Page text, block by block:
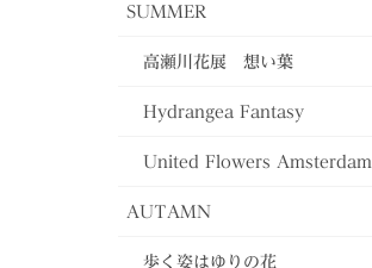
SUMMER
高瀬川花展 想い葉
Hydrangea Fantasy
United Flowers Amsterdam
AUTAMN
歩く姿はゆりの花